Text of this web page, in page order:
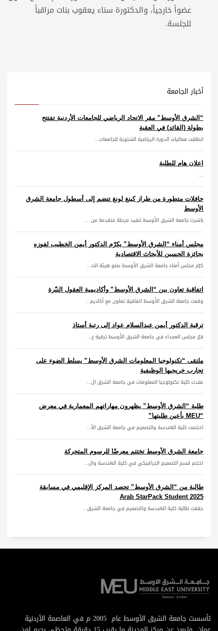
عضواً خارجياً، والدكتورة سناء يعقوب بنات مراقباً
للجلسة.
أخبار الجامعة
“الشرق الأوسط” مقر الاتحاد الرياضي للجامعات الأردنية تفتتح
بطولة (القائد) في العقبة
انطلقت فعاليات الدورة الرياضية الشتوية للجامعات...
اعلان هام للطلبة
...
حافلات متطورة من طراز كينغ لونغ تنضم إلى أسطول جامعة الشرق
الأوسط
باشرت جامعة الشرق الأوسط تنفيذ مرحلة متقدمة من ...
مجلس أمناء “الشرق الأوسط” يكرّم الدكتور أيمن الخطيب لفوزه
بجائزة الحسين للأبحاث الاقتصادية
كرّم مجلس أمناء جامعة الشرق الأوسط عضو هيئة الت...
اتفاقية تعاون بين “الشرق الأوسط” وأكاديمية العقول النيّرة
وقعت جامعة الشرق الأوسط اتفاقية تعاون مع أكاديم...
ترقية الدكتور أيمن عبدالسلام عواد إلى رتبة أستاذ
قرّر مجلس العمداء في جامعة الشرق الأوسط ترقية ع...
ملتقى “تكنولوجيا المعلومات الشرق الأوسط” يسلط الضوء على
تجارب خريجيها الوظيفية
عقدت كلية تكنولوجيا المعلومات في جامعة الشرق ال...
طلبة “الشرق الأوسط” يظهرون مهاراتهم المعمارية في معرض
“MEU بأعين طلبتها”
اختتمت كلية الهندسة والتصميم في جامعة الشرق الأ...
جامعة الشرق الأوسط تختتم معرضًا للرسوم المتحركة
اختتم قسم التصميم الجرافيكي في كلية الهندسة وال...
طالبة من “الشرق الأوسط” تحصد المركز الإقليمي في مسابقة
Arab StarPack Student 2025
حققت طالبة كلية الهندسة والتصميم في جامعة الشرق...
تأسست جامعة الشرق الأوسط عام 2005 م في العاصمة الأردنية